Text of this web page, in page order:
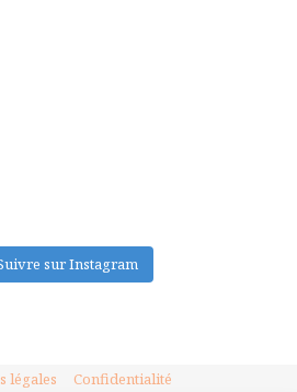
sur Instagram
légales Confidentialité